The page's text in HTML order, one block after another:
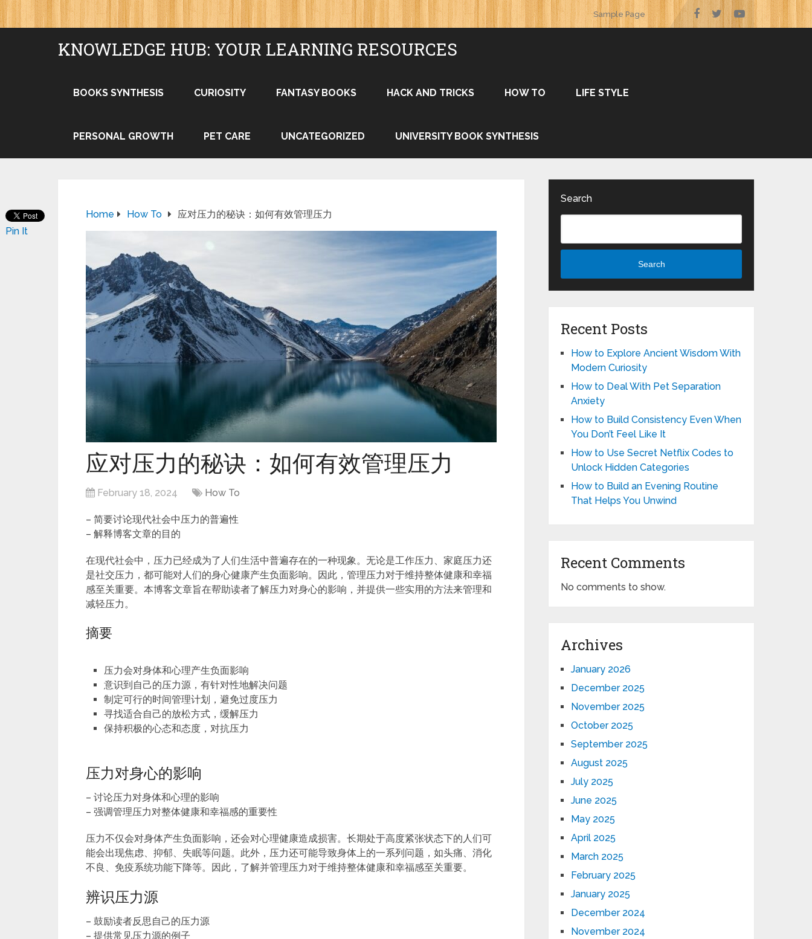
Sample Page
KNOWLEDGE HUB: YOUR LEARNING RESOURCES
BOOKS SYNTHESIS CURIOSITY FANTASY BOOKS HACK AND TRICKS HOW TO LIFE STYLE
PERSONAL GROWTH PET CARE UNCATEGORIZED UNIVERSITY BOOK SYNTHESIS
Home How To 应对压力的秘诀：如何有效管理压力
应对压力的秘诀：如何有效管理压力
February 18, 2024 How To
– 简要讨论现代社会中压力的普遍性
– 解释博客文章的目的
在现代社会中，压力已经成为了人们生活中普遍存在的一种现象。无论是工作压力、家庭压力还
是社交压力，都可能对人们的身心健康产生负面影响。因此，管理压力对于维持整体健康和幸福
感至关重要。本博客文章旨在帮助读者了解压力对身心的影响，并提供一些实用的方法来管理和
减轻压力。
摘要
压力会对身体和心理产生负面影响
意识到自己的压力源，有针对性地解决问题
制定可行的时间管理计划，避免过度压力
寻找适合自己的放松方式，缓解压力
保持积极的心态和态度，对抗压力
压力对身心的影响
– 讨论压力对身体和心理的影响
– 强调管理压力对整体健康和幸福感的重要性
压力不仅会对身体产生负面影响，还会对心理健康造成损害。长期处于高度紧张状态下的人们可
能会出现焦虑、抑郁、失眠等问题。此外，压力还可能导致身体上的一系列问题，如头痛、消化
不良、免疫系统功能下降等。因此，了解并管理压力对于维持整体健康和幸福感至关重要。
辨识压力源
– 鼓励读者反思自己的压力源
– 提供常见压力源的例子
Pin It
Search
Search
Recent Posts
How to Explore Ancient Wisdom With
Modern Curiosity
How to Deal With Pet Separation
Anxiety
How to Build Consistency Even When
You Don’t Feel Like It
How to Use Secret Netflix Codes to
Unlock Hidden Categories
How to Build an Evening Routine
That Helps You Unwind
Recent Comments
No comments to show.
Archives
January 2026
December 2025
November 2025
October 2025
September 2025
August 2025
July 2025
June 2025
May 2025
April 2025
March 2025
February 2025
January 2025
December 2024
November 2024